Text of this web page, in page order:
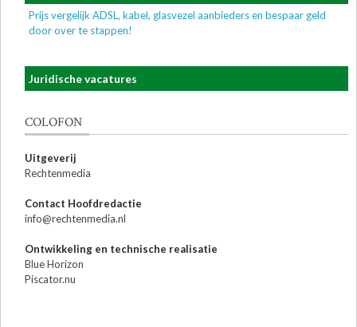
Prijs vergelijk ADSL, kabel, glasvezel aanbieders en bespaar geld
door over te stappen!
Juridische vacatures
COLOFON
Uitgeverij
Rechtenmedia
Contact Hoofdredactie
info@rechtenmedia.nl
Ontwikkeling en technische realisatie
Blue Horizon
Piscator.nu